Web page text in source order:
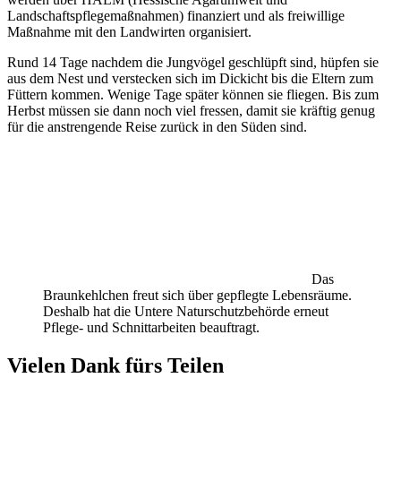
Landschaftspflegemaßnahmen) finanziert und als freiwillige
Maßnahme mit den Landwirten organisiert.
Rund 14 Tage nachdem die Jungvögel geschlüpft sind, hüpfen sie
aus dem Nest und verstecken sich im Dickicht bis die Eltern zum
Füttern kommen. Wenige Tage später können sie fliegen. Bis zum
Herbst müssen sie dann noch viel fressen, damit sie kräftig genug
für die anstrengende Reise zurück in den Süden sind.
Das
Braunkehlchen freut sich über gepflegte Lebensräume.
Deshalb hat die Untere Naturschutzbehörde erneut
Pflege- und Schnittarbeiten beauftragt.
Vielen Dank fürs Teilen